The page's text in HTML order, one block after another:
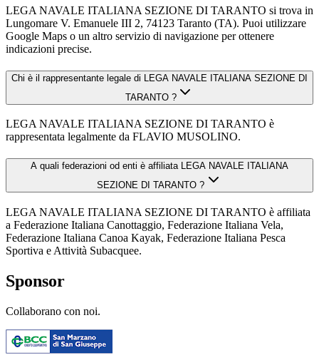
LEGA NAVALE ITALIANA SEZIONE DI TARANTO si trova in
Lungomare V. Emanuele III 2, 74123 Taranto (TA). Puoi utilizzare
Google Maps o un altro servizio di navigazione per ottenere
indicazioni precise.
Chi è il rappresentante legale di LEGA NAVALE ITALIANA SEZIONE DI
TARANTO ?
LEGA NAVALE ITALIANA SEZIONE DI TARANTO è
rappresentata legalmente da FLAVIO MUSOLINO.
A quali federazioni od enti è affiliata LEGA NAVALE ITALIANA
SEZIONE DI TARANTO ?
LEGA NAVALE ITALIANA SEZIONE DI TARANTO è affiliata
a Federazione Italiana Canottaggio, Federazione Italiana Vela,
Federazione Italiana Canoa Kayak, Federazione Italiana Pesca
Sportiva e Attività Subacquee.
Sponsor
Collaborano con noi.